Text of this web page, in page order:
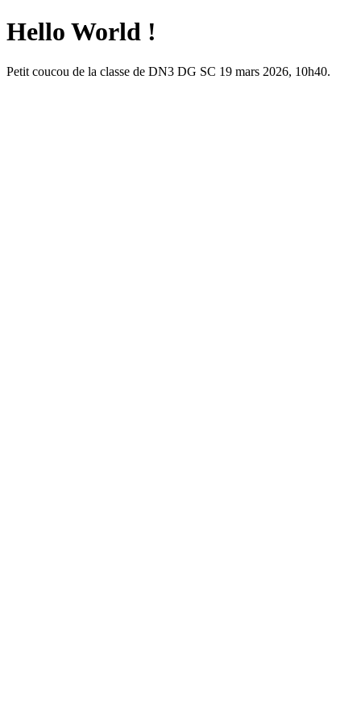
Hello World !
Petit coucou de la classe de DN3 DG SC 19 mars 2026, 10h40.